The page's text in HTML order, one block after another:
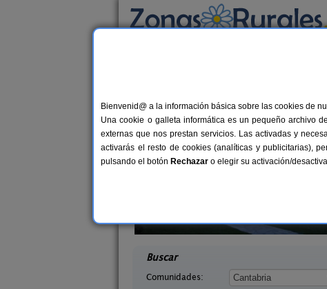
Casas Rurales cerca
24 €
Buscar
Comunidades:
Bienvenid@ a la información básica sobre las cookies de
Una cookie o galleta informática es un pequeño archivo
externas que nos prestan servicios. Las activadas y
activarás el resto de cookies (analíticas y publicitarias),
pulsando el botón Rechazar o elegir su activación/